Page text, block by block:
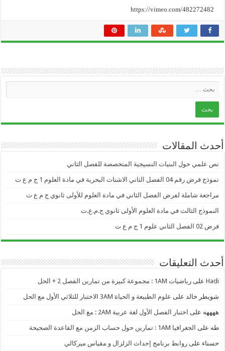
https://vimeo.com/482272482
أحدث المقالات
نص علمي حول البنيات النسيجية المتخصصة للفصل الثاني
نموذج فرض رقم 04 الفصل الثاني الاشنات البحرية في مادة العلوم 1 ج م ع ت
مراجعة شاملة لفرض الفصل الثاني في مادة العلوم للأولى ثانوي ج م ع ت
النموذج الثالث في مادة العلوم الأولى ثانوي ج.م.ع.ت
فرض 02 الفصل الثاني علوم 1 ج م ع ت
أحدث التعليقات
Hadi علىرياضيات 1AM : مجموعة كبيرة من تمارين الفصل 2 + الحل
شويطر خالد على علوم الطبيعة و الحياة 3AM الاختبار للثلاثي الأول مع الحل
ههههه على اختبار الفصل الأول لغة عربية 2AM : مع الحل
طه على الجغرافيا 1AM : تمارين حول حساب الزمن مع القاعدة الصحيحة
حسناء علىروابط برنامج إحداث الزلزال و مقياس ميركالي